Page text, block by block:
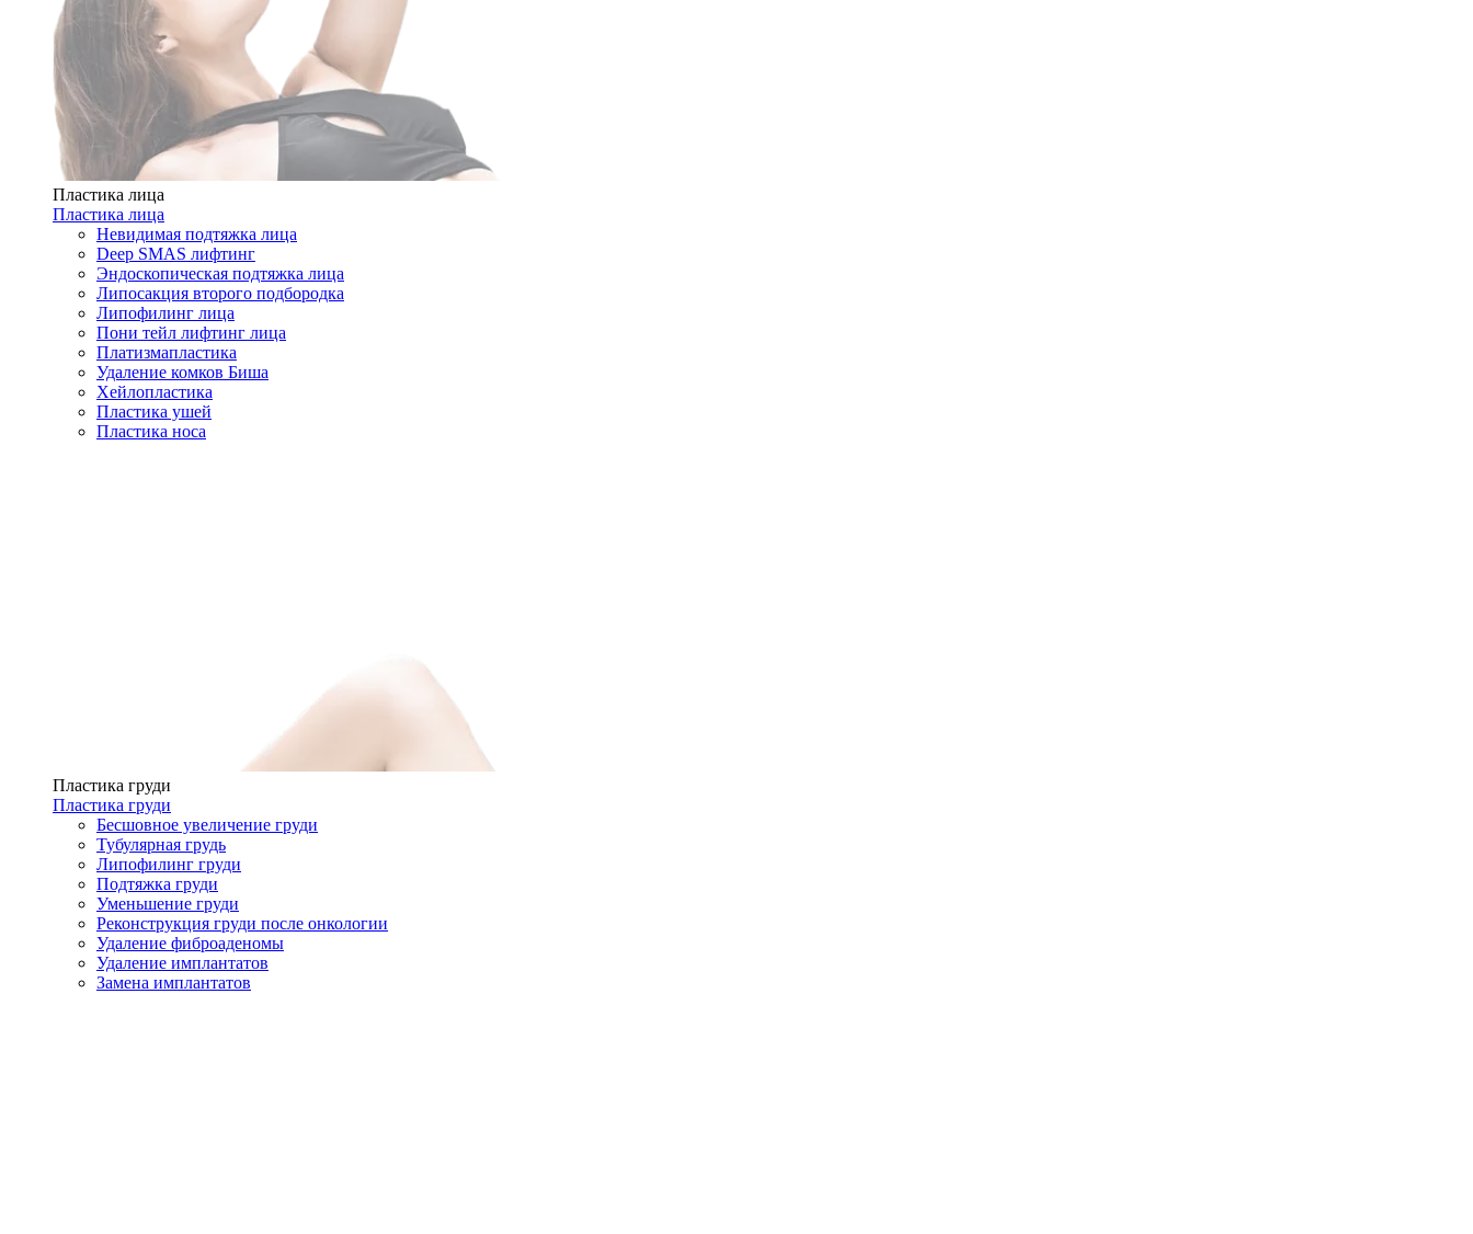
Пластика лица
Пластика лица
Невидимая подтяжка лица
Deep SMAS лифтинг
Эндоскопическая подтяжка лица
Липосакция второго подбородка
Липофилинг лица
Пони тейл лифтинг лица
Платизмапластика
Удаление комков Биша
Хейлопластика
Пластика ушей
Пластика носа
Пластика груди
Пластика груди
Бесшовное увеличение груди
Тубулярная грудь
Липофилинг груди
Подтяжка груди
Уменьшение груди
Реконструкция груди после онкологии
Удаление фиброаденомы
Удаление имплантатов
Замена имплантатов